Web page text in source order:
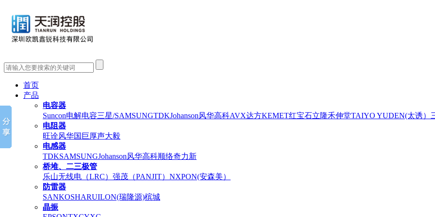
首页
产品
电容器
Suncon电解电容三星/SAMSUNGTDKJohanson风华高科AVX达方KEMET红宝石立隆禾伸堂TAIYO YUDEN(太诱）
电阻器
旺诠风华国巨厚声大毅
电感器
TDKSAMSUNGJohanson风华高科顺络奇力新
桥堆、二三极管
乐山无线电（LRC） 强茂（PANJIT） NXPON(安森美）
防雷器
SANKOSHARUILON(瑞隆源)槟城
晶振